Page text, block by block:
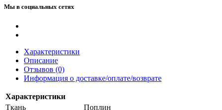
Мы в социальных сетях
Характеристики
Описание
Отзывов (0)
Информация о доставке/оплате/возврате
Характеристики
Ткань
Поплин